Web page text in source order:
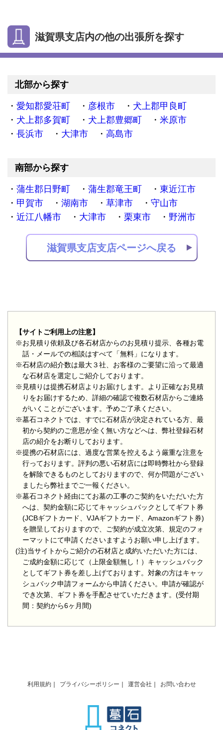
滋賀県支店内の他の出張所を探す
北部から探す
愛知郡愛荘町 彦根市
犬上郡甲良町
犬上郡多賀町
犬上郡豊郷町
米原市
長浜市
大津市 高島市
南部から探す
蒲生郡日野町 蒲生郡竜王町
東近江市
甲賀市
湖南市 草津市
守山市
近江八幡市
大津市 栗東市 野洲市
滋賀県支店支店ページへ戻る
【サイトご利用上の注意】
※お見積り依頼及び各石材店からのお見積り提示、各種お電
話・メールでの相談はすべて「無料」になります。
※石材店の紹介数は最大３社、お客様のご要望に沿って最適
な石材店を選定しご紹介しております。
※見積りは提携石材店よりお届けします。より正確なお見積
りをお届けするため、詳細の確認で複数石材店からご連絡
がいくことがございます。予めご了承ください。
※墓石コネクトでは、すでに石材店が決定されている方、最
初から契約のご意思が全く無い方などへは、弊社登録石材
店の紹介をお断りしております。
※提携の石材店には、過度な営業を控えるよう厳重な注意を
行っております。評判の悪い石材店には即時弊社から登録
を解除できるものとしておりますので、何か問題がござい
ましたら弊社までご一報ください。
※墓石コネクト経由にてお墓の工事のご契約をいただいた方
へは、契約金額に応じてキャッシュバックとしてギフト券
(JCBギフトカード、VJAギフトカード、Amazonギフト券)
を贈呈しておりますので、ご契約が成立次第、規定のフォ
ーマットにて申請くださいますようお願い申し上げます。
(注)当サイトからご紹介の石材店と成約いただいた方には、
ご成約金額に応じて（上限金額無し！）キャッシュバック
としてギフト券を差し上げております。対象の方はキャッ
シュバック申請フォームから申請ください。申請が確認が
でき次第、ギフト券を手配させていただきます。(受付期
間：契約から6ヶ月間)
利用規約 プライバシーポリシー 運営会社 お問い合わせ